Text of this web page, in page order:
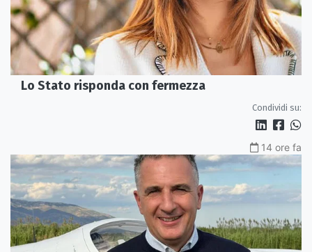
Lo Stato risponda con fermezza
Condividi su:
14 ore fa